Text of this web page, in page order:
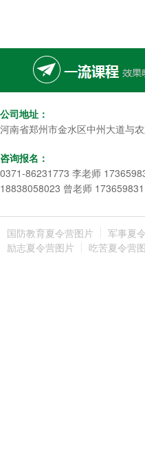
公司地址：
河南省郑州市金水区中州大道与
咨询报名：
0371-86231773 李老师
18838058023 曾老师
国防教育夏令营图片 军事夏
励志夏令营图片
吃苦夏令营